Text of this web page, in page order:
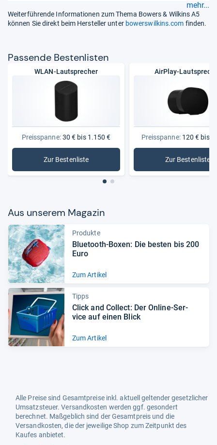
mehr...
Weiterführende Informationen zum Thema Bowers & Wilkins A5
können Sie direkt beim Hersteller unter bowerswilkins.com finden.
Pas­sende Bes­ten­lis­ten
WLAN-Lautsprecher
Preisspanne:30 € bis 1.150 €
Zur Bestenliste: WLAN-Lautsprecher
AirPlay-
Preisspanne:120 € bis
Zur Bestenliste
: AirPlay-
Aus unse­rem Maga­zin
Produkte
Blue­tooth-​Boxen: Die bes­ten bis 200
Euro
Zum Artikel
Tipps
Click and Col­lect: Der Online-​Ser­
vice auf einen Blick
Zum Artikel
Alle Preise sind Gesamtpreise inkl. aktuell geltender gesetzlicher
Umsatzsteuer. Versandkosten werden ggf. gesondert
berechnet. Maßgeblich sind der Gesamtpreis und die
Versandkosten, die der jeweilige Shop zum Zeitpunkt des
Kaufes anbietet.